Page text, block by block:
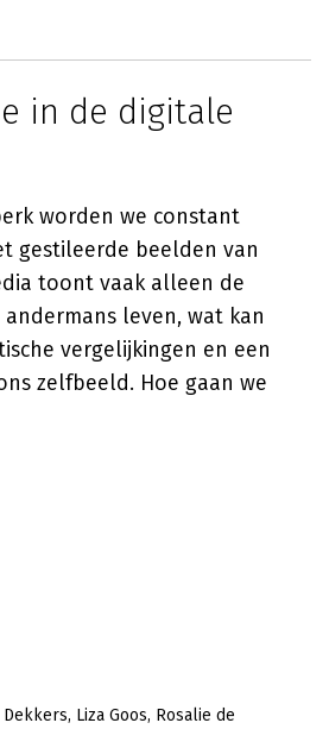
in de digitale
worden we constant
gestileerde beelden van
toont vaak alleen de
leven, wat kan
vergelijkingen en een
zelfbeeld. Hoe gaan we
Dekkers Liza Goos Rosalie de